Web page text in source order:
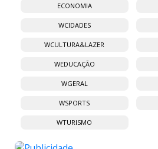
ECONOMIA
WCIDADES
WCULTURA&LAZER
WEDUCAÇÃO
WGERAL
WSPORTS
WTURISMO